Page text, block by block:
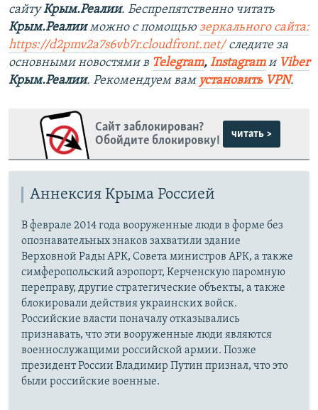
сайтуКрым.Реалии. Беспрепятственно читать
Крым.Реалииможно с помощью зеркального сайта:
https://d2pmv2a7s6vb7r.cloudfront.net/ следите за
основными новостями в Telegram, Instagramи Viber
Крым.Реалии. Рекомендуем вам установить VPN.
Сайт заблокирован?
Обойдите блокировку!
читать >
Аннексия Крыма Россией
В феврале 2014 года вооруженные люди в форме без
опознавательных знаков захватили здание
Верховной Рады АРК, Совета министров АРК, а также
симферопольский аэропорт, Керченскую паромную
переправу, другие стратегические объекты, а также
блокировали действия украинских войск.
Российские власти поначалу отказывались
признавать, что эти вооруженные люди являются
военнослужащими российской армии. Позже
президент России Владимир Путин признал, что это
были российские военные.